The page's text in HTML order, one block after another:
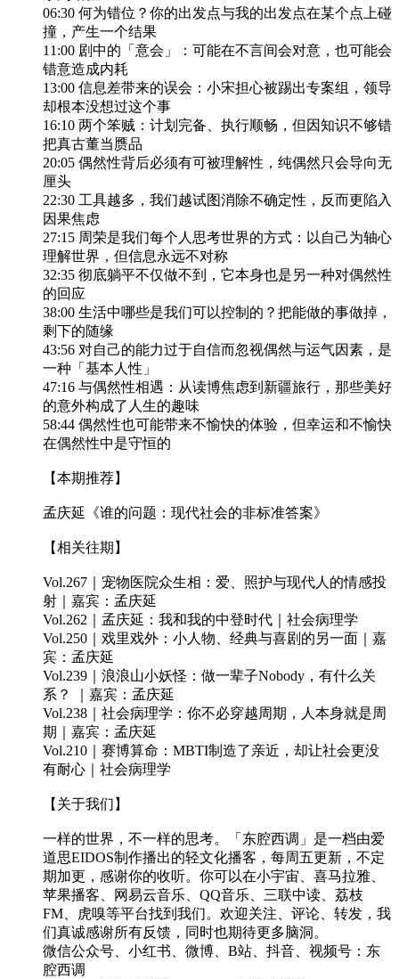
06:30 何为错位？你的出发点与我的出发点在某个点上碰
撞，产生一个结果
11:00 剧中的「意会」：可能在不言间会对意，也可能会
错意造成内耗
13:00 信息差带来的误会：小宋担心被踢出专案组，领导
却根本没想过这个事
16:10 两个笨贼：计划完备、执行顺畅，但因知识不够错
把真古董当赝品
20:05 偶然性背后必须有可被理解性，纯偶然只会导向无
厘头
22:30 工具越多，我们越试图消除不确定性，反而更陷入
因果焦虑
27:15 周荣是我们每个人思考世界的方式：以自己为轴心
理解世界，但信息永远不对称
32:35 彻底躺平不仅做不到，它本身也是另一种对偶然性
的回应
38:00 生活中哪些是我们可以控制的？把能做的事做掉，
剩下的随缘
43:56 对自己的能力过于自信而忽视偶然与运气因素，是
一种「基本人性」
47:16 与偶然性相遇：从读博焦虑到新疆旅行，那些美好
的意外构成了人生的趣味
58:44 偶然性也可能带来不愉快的体验，但幸运和不愉快
在偶然性中是守恒的
【本期推荐】
孟庆延《谁的问题：现代社会的非标准答案》
【相关往期】
Vol.267｜宠物医院众生相：爱、照护与现代人的情感投
射｜嘉宾：孟庆延
Vol.262｜孟庆延：我和我的中登时代｜社会病理学
Vol.250｜戏里戏外：小人物、经典与喜剧的另一面｜嘉
宾：孟庆延
Vol.239｜浪浪山小妖怪：做一辈子Nobody，有什么关
系？ ｜嘉宾：孟庆延
Vol.238｜社会病理学：你不必穿越周期，人本身就是周
期｜嘉宾：孟庆延
Vol.210｜赛博算命：MBTI制造了亲近，却让社会更没
有耐心｜社会病理学
【关于我们】
一样的世界，不一样的思考。「东腔西调」是一档由爱
道思EIDOS制作播出的轻文化播客，每周五更新，不定
期加更，感谢你的收听。你可以在小宇宙、喜马拉雅、
苹果播客、网易云音乐、QQ音乐、三联中读、荔枝
FM、虎嗅等平台找到我们。欢迎关注、评论、转发，我
们真诚感谢所有反馈，同时也期待更多脑洞。
微信公众号、小红书、微博、B站、抖音、视频号：东
腔西调